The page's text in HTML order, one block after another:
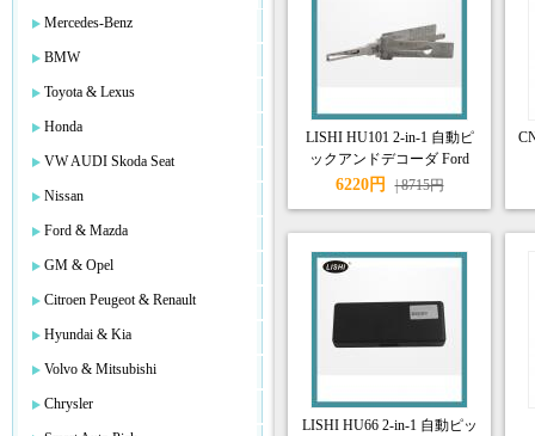
Mercedes-Benz
BMW
Toyota & Lexus
Honda
VW AUDI Skoda Seat
Nissan
Ford & Mazda
GM & Opel
Citroen Peugeot & Renault
Hyundai & Kia
Volvo & Mitsubishi
Chrysler
LISHI HU101 2-in-1 自動ピ
ックアンドデコーダ Ford
and Rover Volvo対応
6220円| 8715円
LISHI HU66 2-in-1 自動ピッ